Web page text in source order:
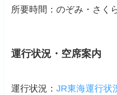
所要時間：のぞみ・さく
運行状況・空席案内
運行状況：JR東海運行状